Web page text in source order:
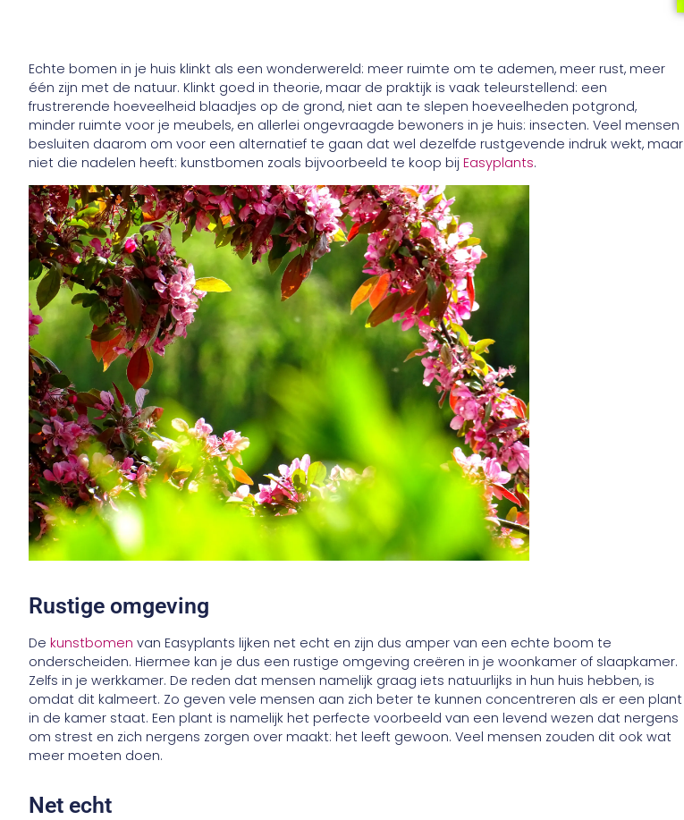
Echte bomen in je huis klinkt als een wonderwereld: meer ruimte om te ademen, meer rust, meer
één zijn met de natuur. Klinkt goed in theorie, maar de praktijk is vaak teleurstellend: een
frustrerende hoeveelheid blaadjes op de grond, niet aan te slepen hoeveelheden potgrond,
minder ruimte voor je meubels, en allerlei ongevraagde bewoners in je huis: insecten. Veel mensen
besluiten daarom om voor een alternatief te gaan dat wel dezelfde rustgevende indruk wekt, maar
niet die nadelen heeft: kunstbomen zoals bijvoorbeeld te koop bijEasyplants.
Rustige omgeving
Dekunstbomen van Easyplants lijken net echt en zijn dus amper van een echte boom te
onderscheiden. Hiermee kan je dus een rustige omgeving creëren in je woonkamer of slaapkamer.
Zelfs in je werkkamer. De reden dat mensen namelijk graag iets natuurlijks in hun huis hebben, is
omdat dit kalmeert. Zo geven vele mensen aan zich beter te kunnen concentreren als er een plant
in de kamer staat. Een plant is namelijk het perfecte voorbeeld van een levend wezen dat nergens
om strest en zich nergens zorgen over maakt: het leeft gewoon. Veel mensen zouden dit ook wat
meer moeten doen.
Net echt